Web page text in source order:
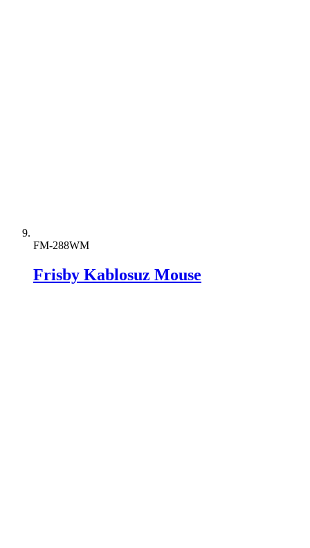
FM-288WM
Frisby Kablosuz Mouse